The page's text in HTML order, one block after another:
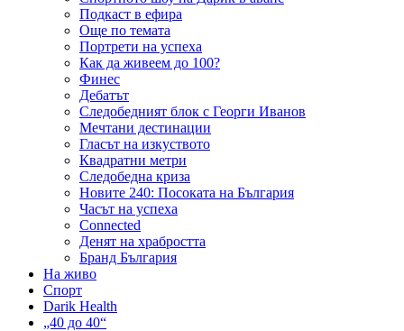
Подкаст в ефира
Още по темата
Портрети на успеха
Как да живеем до 100?
Финес
Дебатът
Следобедният блок с Георги Иванов
Мечтани дестинации
Гласът на изкуството
Квадратни метри
Следобедна криза
Новите 240: Посоката на България
Часът на успеха
Connected
Денят на храбростта
Бранд България
На живо
Спорт
Darik Health
„40 до 40“